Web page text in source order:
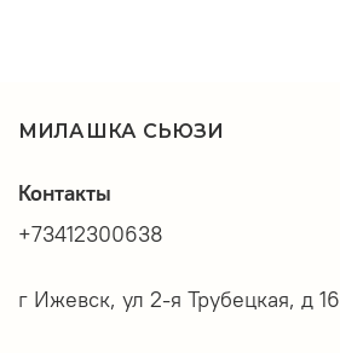
МИЛАШКА СЬЮЗИ
Контакты
+73412300638
г Ижевск, ул 2-я Трубецкая, д 16